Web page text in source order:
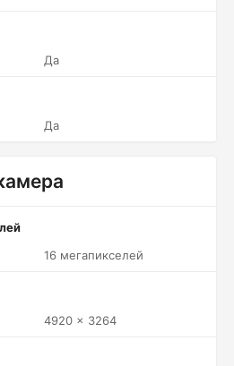
Да
Да
16 мегапикселей
4920 x 3264